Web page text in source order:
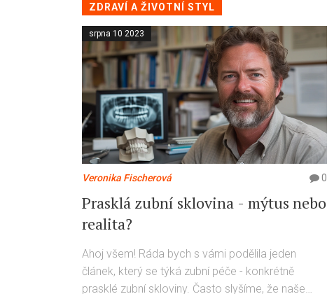
ZDRAVÍ A ŽIVOTNÍ STYL
srpna 10 2023
Veronika Fischerová 0
Prasklá zubní sklovina - mýtus nebo
realita?
Ahoj všem! Ráda bych s vámi podělila jeden
článek, který se týká zubní péče - konkrétně
prasklé zubní skloviny. Často slyšíme, že naše